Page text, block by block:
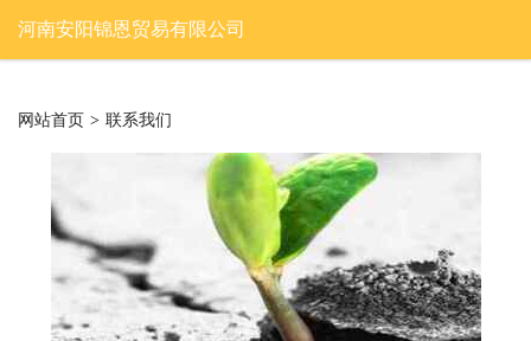
河南安阳锦恩贸易有限公司
网站首页 > 联系我们